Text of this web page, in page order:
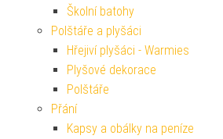
Školní batohy
Polštáře a plyšáci
Hřejiví plyšáci - Warmies
Plyšové dekorace
Polštáře
Přání
Kapsy a obálky na peníze